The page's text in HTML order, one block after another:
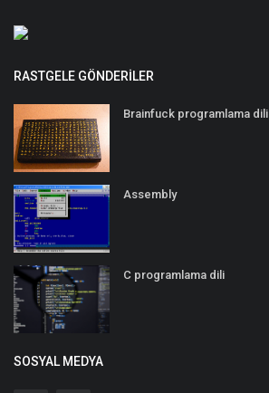
RASTGELE GÖNDERILER
Brainfuck programlama dili
Assembly
C programlama dili
SOSYAL MEDYA